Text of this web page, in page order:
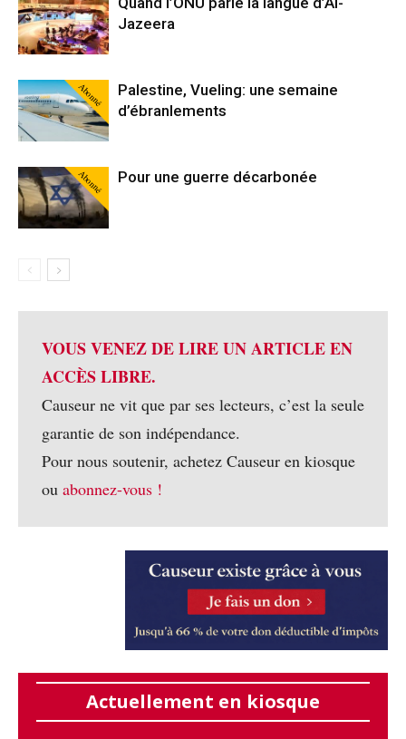
Jazeera
Abonné
Palestine, Vueling: une semaine
d’ébranlements
Abonné Pour une guerre décarbonée
VOUS VENEZ DE LIRE UN ARTICLE EN
ACCÈS LIBRE.
Causeur ne vit que par ses lecteurs, c’est la seule
garantie de son indépendance.
Pour nous soutenir, achetez Causeur en kiosque
ou abonnez-vous !
Actuellement en kiosque